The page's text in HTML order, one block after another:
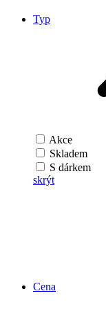
Typ
Akce
Skladem
S dárkem
skrýt
Cena